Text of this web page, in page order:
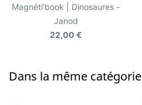
Magnéti'book | Dinosaures -
Janod
22,00 €
Dans la même catégorie